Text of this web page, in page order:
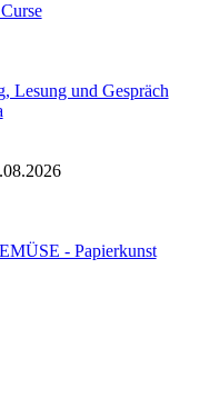
Lesung und Gespräch
- Papierkunst